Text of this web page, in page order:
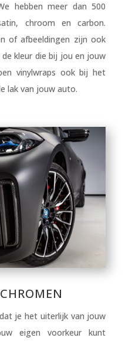
hebben meer dan 500
chroom en carbon.
of afbeeldingen zijn ook
kleur die bij jou en jouw
vinylwraps ook bij het
lak van jouw auto.
je het uiterlijk van jouw
eigen voorkeur kunt